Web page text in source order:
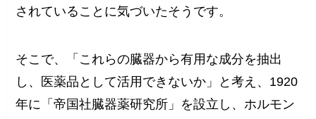
されていることに気づいたそうです。
そこで、「これらの臓器から有用な成分を抽出
し、医薬品として活用できないか」と考え、1920
年に「帝国社臓器薬研究所」を設立し、ホルモン